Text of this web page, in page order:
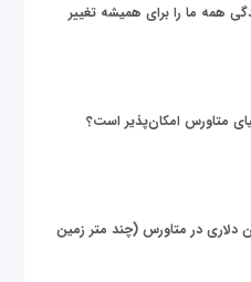
همه ما را برای همیشه تغییر
متاورس امکان‌پذیر است؟
4.3 میلیون دلاری در متاورس (چند متر زمین